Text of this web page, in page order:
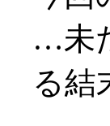
…未
る結